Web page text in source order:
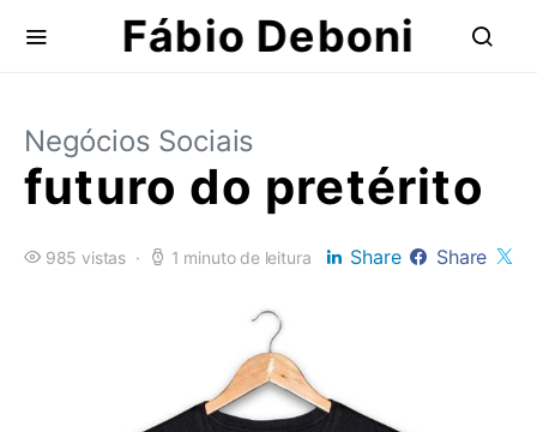
Fábio Deboni
Negócios Sociais
futuro do pretérito
985 vistas 1 minuto de leitura Share Share